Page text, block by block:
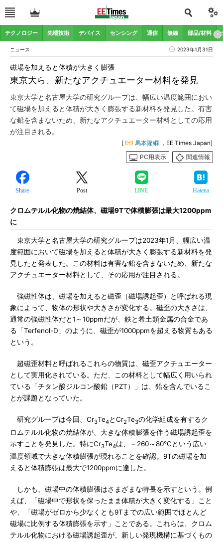
テクノロジー 先端技術 デバイス センシング 通信 無線 部品/材料
ニュース 2023年1月31日
東京大ら、新たなアクチュエーター材料を発見
磁場を加えると体積が大きく膨張
東京大学と名古屋大学の研究グループは、幅広い温度範囲におい
て磁場を加えると体積が大きく膨張する新材料を発見した。有害
な鉛を含まないため、新たなアクチュエーター材料としての応用
が注目される。
[ 馬本隆綱 ，EE Times Japan]
PC用表示
関連情報
Share Post LINE Hatena
クロムテルル化物の焼結体、磁場9Tで体積膨張は最大1200ppm
に
東京大学と名古屋大学の研究グループは2023年1月、幅広い温
度範囲において磁場を加えると体積が大きく膨張する新材料を発
見したと発表した。この材料は有害な鉛を含まないため、新たな
アクチュエーター材料として、その応用が注目される。
強磁性体は、磁場を加えると磁歪（磁場誘起歪）と呼ばれる現
象によって、物体の形状や大きさが変化する。磁歪の大きさは、
通常の強磁性体だと1～10ppmだが、鉄と希土類金属の合金であ
る「Terfenol-D」のように、磁歪が1000ppmを超える物質もある
という。
超磁歪材料と呼ばれるこれらの物質は、磁歪アクチュエーター
として実用化されている。ただ、この材料として幅広く用いられ
ている「チタン酸ジルコン酸鉛（PZT）」は、鉛を含んでいるこ
とが課題となっていた。
研究グループは今回、Cr3Te4とCr2Te3の化学組成を有するク
ロムテルル化物の焼結体が、大きな体積膨張を伴う磁場誘起歪を
示すことを発見した。特にCr3Te4は、－260～80℃という広い
温度領域で大きな体積膨張が現れることを確認。9Tの磁場を加
えると体積膨張は最大で1200ppmに達した。
しかも、磁場中の体積膨張はさまざまな特長を示すという。例
えば、「磁場中で形状を保ったまま体積が大きく変化する」こと
や、「磁場がゼロから少なくとも9Tまでの広い範囲でほとんど
磁場に比例する体積膨張を示す」ことである。これらは、クロム
テルル化物における磁場誘起歪が、新しい発現機構に基づくもの